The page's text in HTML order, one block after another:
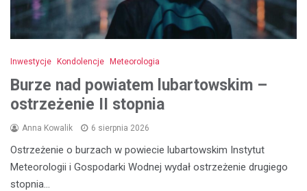
Inwestycje Kondolencje Meteorologia
Burze nad powiatem lubartowskim –
ostrzeżenie II stopnia
Anna Kowalik 6 sierpnia 2026
Ostrzeżenie o burzach w powiecie lubartowskim Instytut
Meteorologii i Gospodarki Wodnej wydał ostrzeżenie drugiego
stopnia…